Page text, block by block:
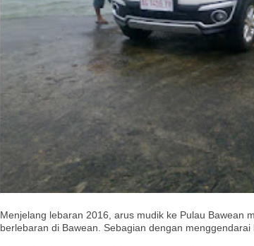
Menjelang lebaran 2016, arus mudik ke Pulau Bawean
berlebaran di Bawean. Sebagian dengan menggendarai